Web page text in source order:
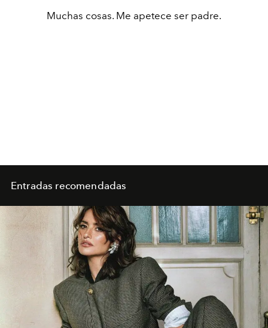
Muchas cosas. Me apetece ser padre.
Entradas recomendadas